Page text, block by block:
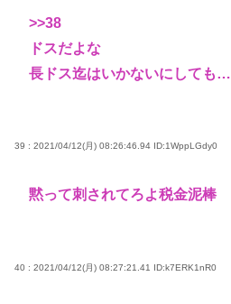
>>38
ドスだよな
長ドス迄はいかないにしても…
39 : 2021/04/12(月) 08:26:46.94 ID:1WppLGdy0
黙って刺されてろよ税金泥棒
40 : 2021/04/12(月) 08:27:21.41 ID:k7ERK1nR0